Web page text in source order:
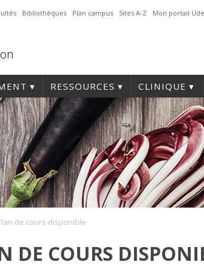
Bibliothèques Plan campus Sites A-Z Mon portail
RESSOURCES CLINIQUE
de cours disponible
DE COURS